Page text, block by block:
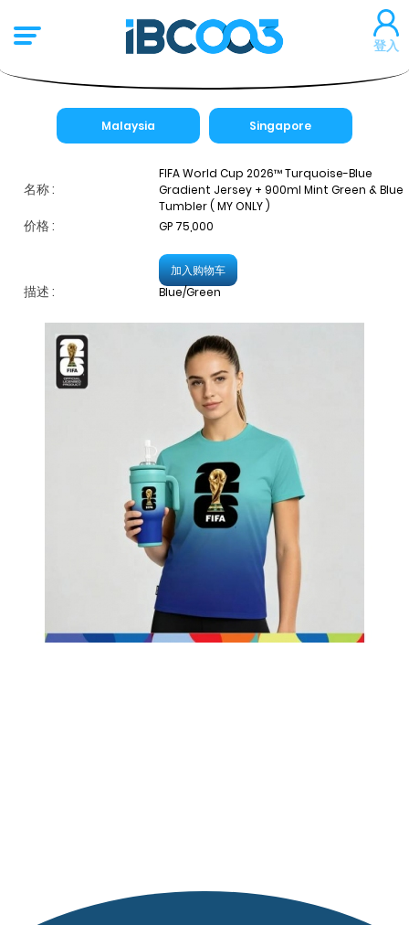
登入
Malaysia Singapore
名称 :
FIFA World Cup 2026™ Turquoise-Blue
Gradient Jersey + 900ml Mint Green & Blue
Tumbler ( MY ONLY )
价格 : GP 75,000
加入购物车
描述 : Blue/Green